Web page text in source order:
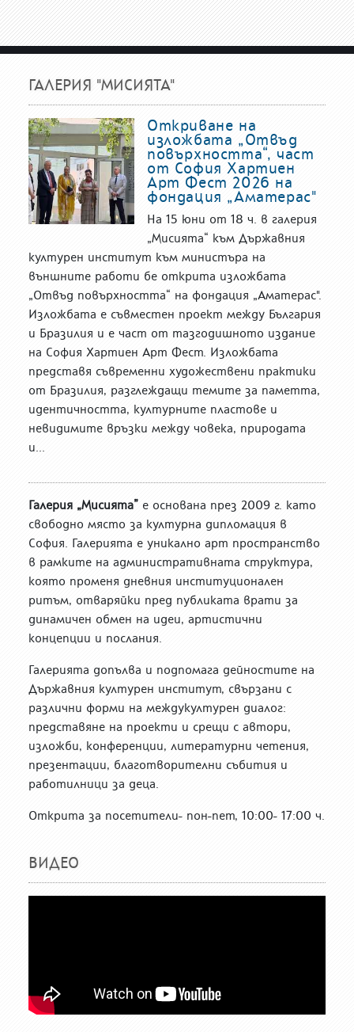
ГАЛЕРИЯ "МИСИЯТА"
Откриване на
изложбата „Отвъд
повърхността“, част
от София Хартиен
Арт Фест 2026 на
фондация „Аматерас"
На 15 юни от 18 ч. в галерия
„Мисията“ към Държавния
културен институт към министъра на
външните работи бе открита изложбата
„Отвъд повърхността“ на фондация „Аматерас".
Изложбата е съвместен проект между България
и Бразилия и е част от тазгодишното издание
на София Хартиен Арт Фест. Изложбата
представя съвременни художествени практики
от Бразилия, разглеждащи темите за паметта,
идентичността, културните пластове и
невидимите връзки между човека, природата
и...
Галерия „Мисията” е основана през 2009 г. като
свободно място за културна дипломация в
София. Галерията е уникално арт пространство
в рамките на административната структура,
която променя дневния институционален
ритъм, отваряйки пред публиката врати за
динамичен обмен на идеи, артистични
концепции и послания.
Галерията допълва и подпомага дейностите на
Държавния културен институт, свързани с
различни форми на междукултурен диалог:
представяне на проекти и срещи с автори,
изложби, конференции, литературни четения,
презентации, благотворителни събития и
работилници за деца.
Открита за посетители- пон-пет, 10:00- 17:00 ч.
ВИДЕО